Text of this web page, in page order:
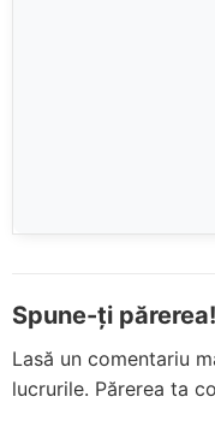
Spune-ți părerea!
Lasă un comentariu
lucrurile. Părerea ta